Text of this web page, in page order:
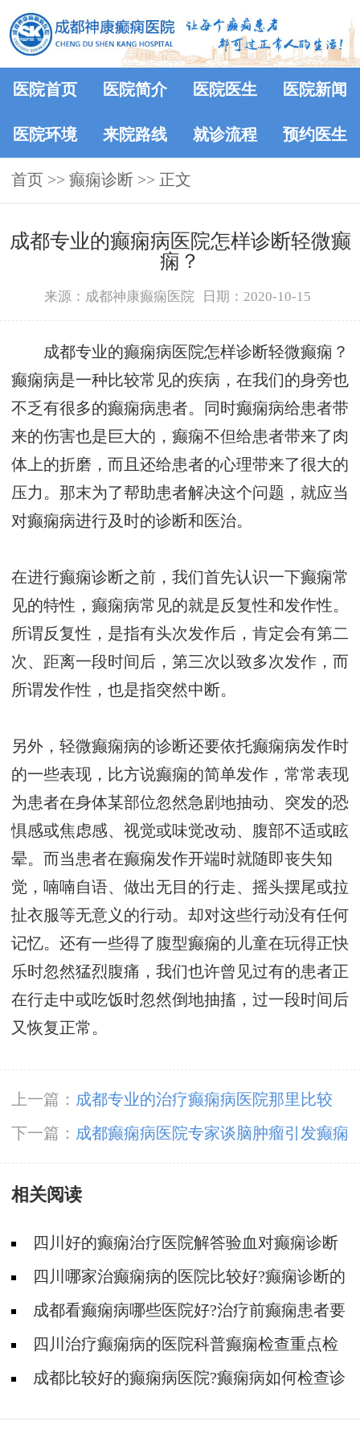
医院首页 医院简介 医院医生 医院新闻
医院环境 来院路线 就诊流程 预约医生
首页 >> 癫痫诊断 >> 正文
成都专业的癫痫病医院怎样诊断轻微癫
痫？
来源：成都神康癫痫医院 日期：2020-10-15
成都专业的癫痫病医院怎样诊断轻微癫痫？
癫痫病是一种比较常见的疾病，在我们的身旁也
不乏有很多的癫痫病患者。同时癫痫病给患者带
来的伤害也是巨大的，癫痫不但给患者带来了肉
体上的折磨，而且还给患者的心理带来了很大的
压力。那末为了帮助患者解决这个问题，就应当
对癫痫病进行及时的诊断和医治。
在进行癫痫诊断之前，我们首先认识一下癫痫常
见的特性，癫痫病常见的就是反复性和发作性。
所谓反复性，是指有头次发作后，肯定会有第二
次、距离一段时间后，第三次以致多次发作，而
所谓发作性，也是指突然中断。
另外，轻微癫痫病的诊断还要依托癫痫病发作时
的一些表现，比方说癫痫的简单发作，常常表现
为患者在身体某部位忽然急剧地抽动、突发的恐
惧感或焦虑感、视觉或味觉改动、腹部不适或眩
晕。而当患者在癫痫发作开端时就随即丧失知
觉，喃喃自语、做出无目的行走、摇头摆尾或拉
扯衣服等无意义的行动。却对这些行动没有任何
记忆。还有一些得了腹型癫痫的儿童在玩得正快
乐时忽然猛烈腹痛，我们也许曾见过有的患者正
在行走中或吃饭时忽然倒地抽搐，过一段时间后
又恢复正常。
上一篇： 成都专业的治疗癫痫病医院那里比较
好？
下一篇： 成都癫痫病医院专家谈脑肿瘤引发癫痫
相关阅读
四川好的癫痫治疗医院解答验血对癫痫诊断
有什么作用?
四川哪家治癫痫病的医院比较好?癫痫诊断的
依据有什么?
成都看癫痫病哪些医院好?治疗前癫痫患者要
做哪些检查?
四川治疗癫痫病的医院科普癫痫检查重点检
查哪些地方?
成都比较好的癫痫病医院?癫痫病如何检查诊